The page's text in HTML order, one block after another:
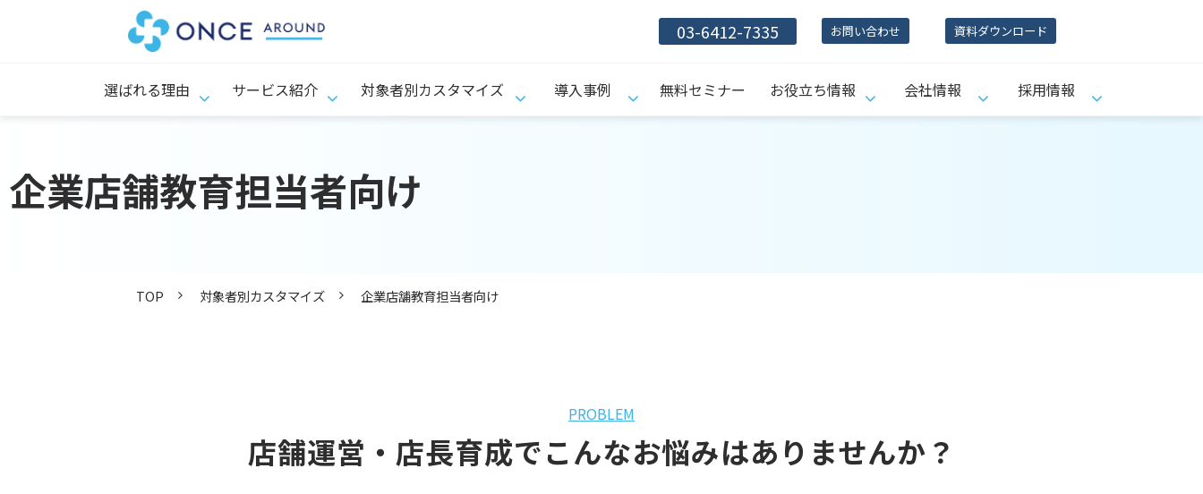
03-6412-7335 お問い合わせ 資料ダウンロード
選ばれる理由 サービス紹介 対象者別カスタマイズ 導入事例 無料セミナー お役立ち情報 会社情報 採用情報
企業店舗教育担当者向け
TOP 対象者別カスタマイズ 企業店舗教育担当者向け
PROBLEM
店舗運営・店長育成でこんなお悩みはありませんか？